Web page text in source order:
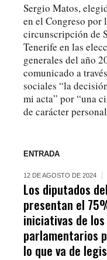
Sergio Matos,
en el Congreso por
circunscripción de
Tenerife en las
generales del año
comunicado a
sociales “la
mi acta” por “una
de carácter
ENTRADA
12 DE AGOSTO DE 2024
Los diputados
presentan el
iniciativas de los
parlamentarios
lo que va de